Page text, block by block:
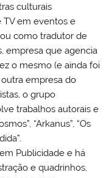
culturais
TV em eventos e
como tradutor de
empresa que agencia
o mesmo (e ainda foi
empresa do
o grupo
trabalhos autorais e
“Arkanus”, “Os
Publicidade e há
e quadrinhos,